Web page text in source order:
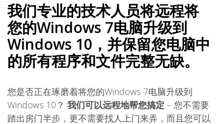
我们专业的技术人员将远程将
您的Windows 7电脑升级到
Windows 10，并保留您电脑中
的所有程序和文件完整无缺。
您是否正在琢磨着将您的Windows 7电脑升级到
Windows 10？ 我们可以远程地帮您搞定 – 您不需要
踏出房门半步，更不需要找人上门来弄，而且您可以